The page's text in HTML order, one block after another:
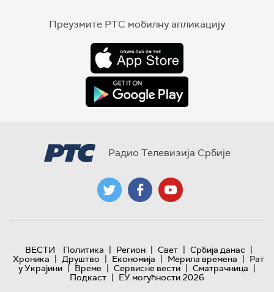
Преузмите РТС мобилну апликацију
Радио Телевизија Србије
ВЕСТИ Политика | Регион | Свет | Србија данас |
Хроника | Друштво | Економија | Мерила времена | Рат
у Украјини | Време | Сервисне вести | Сматрачница |
Подкаст | ЕУ могућности 2026